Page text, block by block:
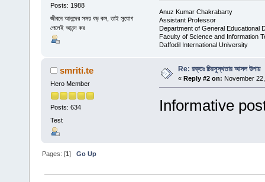
Posts: 1988
জীবনে আনন্দের সময় বড় কম, তাই সুযোগ
পেলেই আনন্দ কর
Anuz Kumar Chakrabarty
Assistant Professor
Department of General Educational
Faculty of Science and Information
Daffodil International University
smriti.te
Hero Member
Posts: 634
Test
Re: রক্তঃ চিরসুস্থতার আসল উপায়
« Reply #2 on: November
Informative
Pages: [1]Go Up